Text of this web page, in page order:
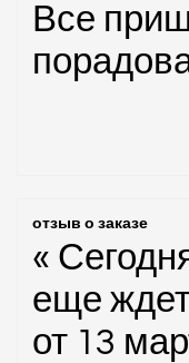
Все
отзыв о заказе
«
еще
от 13